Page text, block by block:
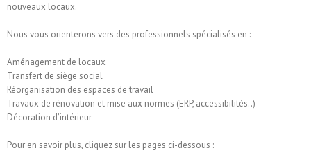
nouveaux locaux.
Nous vous orienterons vers des professionnels spécialisés en :
Aménagement de locaux
Transfert de siège social
Réorganisation des espaces de travail
Travaux de rénovation et mise aux normes (ERP, accessibilités..)
Décoration d’intérieur
Pour en savoir plus, cliquez sur les pages ci-dessous :